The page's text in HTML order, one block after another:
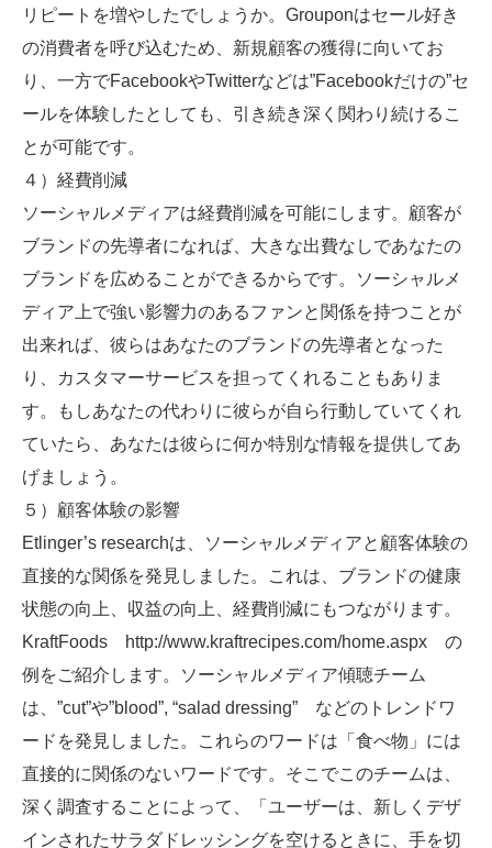
リピートを増やしたでしょうか。Grouponはセール好き
の消費者を呼び込むため、新規顧客の獲得に向いてお
り、一方でFacebookやTwitterなどは”Facebookだけの”セ
ールを体験したとしても、引き続き深く関わり続けるこ
とが可能です。
４）経費削減
ソーシャルメディアは経費削減を可能にします。顧客が
ブランドの先導者になれば、大きな出費なしであなたの
ブランドを広めることができるからです。ソーシャルメ
ディア上で強い影響力のあるファンと関係を持つことが
出来れば、彼らはあなたのブランドの先導者となった
り、カスタマーサービスを担ってくれることもありま
す。もしあなたの代わりに彼らが自ら行動していてくれ
ていたら、あなたは彼らに何か特別な情報を提供してあ
げましょう。
５）顧客体験の影響
Etlinger’s researchは、ソーシャルメディアと顧客体験の
直接的な関係を発見しました。これは、ブランドの健康
状態の向上、収益の向上、経費削減にもつながります。
KraftFoods http://www.kraftrecipes.com/home.aspx の
例をご紹介します。ソーシャルメディア傾聴チーム
は、”cut”や”blood”, “salad dressing” などのトレンドワ
ードを発見しました。これらのワードは「食べ物」には
直接的に関係のないワードです。そこでこのチームは、
深く調査することによって、「ユーザーは、新しくデザ
インされたサラダドレッシングを空けるときに、手を切